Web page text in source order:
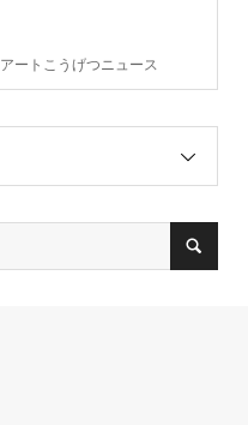
アートこうげつニュース